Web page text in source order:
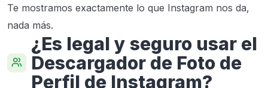
Te mostramos exactamente lo que Instagram nos da,
nada más.
¿Es legal y seguro usar el
Descargador de Foto de
Perfil de Instagram?